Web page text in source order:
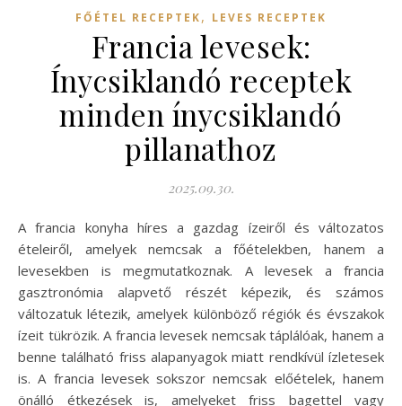
FŐÉTEL RECEPTEK, LEVES RECEPTEK
Francia levesek:
Ínycsiklandó receptek
minden ínycsiklandó
pillanathoz
2025.09.30.
A francia konyha híres a gazdag ízeiről és változatos
ételeiről, amelyek nemcsak a főételekben, hanem a
levesekben is megmutatkoznak. A levesek a francia
gasztronómia alapvető részét képezik, és számos
változatuk létezik, amelyek különböző régiók és évszakok
ízeit tükrözik. A francia levesek nemcsak táplálóak, hanem a
benne található friss alapanyagok miatt rendkívül ízletesek
is. A francia levesek sokszor nemcsak előételek, hanem
önálló étkezések is, amelyeket friss bagettel vagy